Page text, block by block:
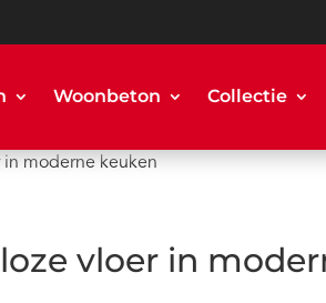
Woonbeton Collectie
moderne keuken
vloer in